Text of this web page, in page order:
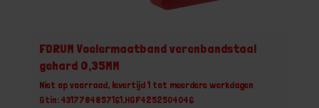
FORUM Voelermaatband verenbandstaal
gehard 0,35MM
Niet op voorraad, levertijd 1 tot meerdere werkdagen
Gtin: 4317784857161,HGF4252504046